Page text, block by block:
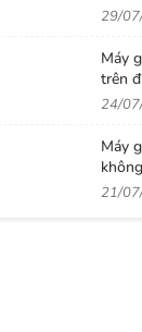
29/
Máy
trên
24/
Máy
21/